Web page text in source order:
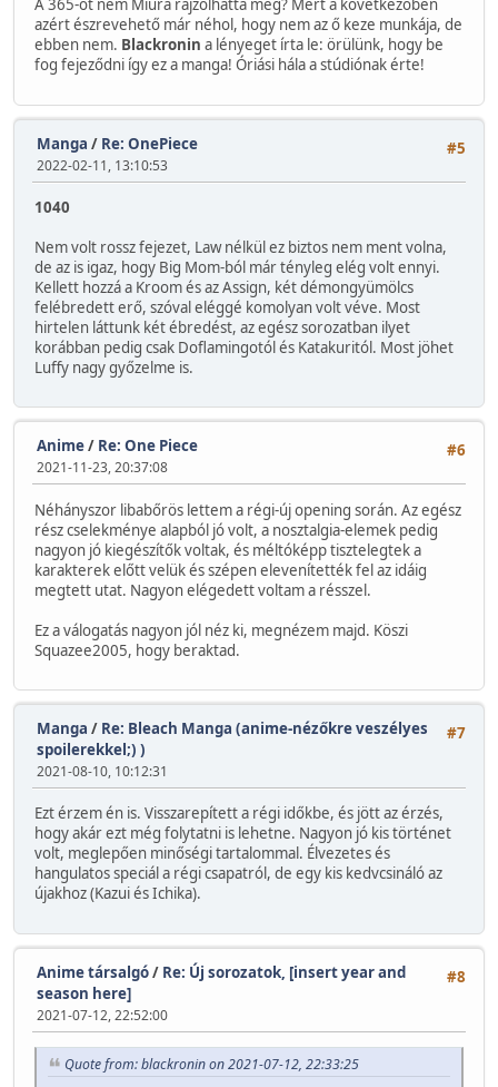
A 365-öt nem Miura rajzolhatta még? Mert a következőben
azért észrevehető már néhol, hogy nem az ő keze munkája, de
ebben nem. Blackronin a lényeget írta le: örülünk, hogy be
fog fejeződni így ez a manga! Óriási hála a stúdiónak érte!
#5
Manga / Re: OnePiece
2022-02-11, 13:10:53
1040
Nem volt rossz fejezet, Law nélkül ez biztos nem ment volna,
de az is igaz, hogy Big Mom-ból már tényleg elég volt ennyi.
Kellett hozzá a Kroom és az Assign, két démongyümölcs
felébredett erő, szóval eléggé komolyan volt véve. Most
hirtelen láttunk két ébredést, az egész sorozatban ilyet
korábban pedig csak Doflamingotól és Katakuritól. Most jöhet
Luffy nagy győzelme is.
#6
Anime/ Re: One Piece
2021-11-23, 20:37:08
Néhányszor libabőrös lettem a régi-új opening során. Az egész
rész cselekménye alapból jó volt, a nosztalgia-elemek pedig
nagyon jó kiegészítők voltak, és méltóképp tisztelegtek a
karakterek előtt velük és szépen elevenítették fel az idáig
megtett utat. Nagyon elégedett voltam a résszel.
Ez a válogatás nagyon jól néz ki, megnézem majd. Köszi
Squazee2005, hogy beraktad.
#7
Manga / Re: Bleach Manga (anime-nézőkre veszélyes
spoilerekkel;) )
2021-08-10, 10:12:31
Ezt érzem én is. Visszarepített a régi időkbe, és jött az érzés,
hogy akár ezt még folytatni is lehetne. Nagyon jó kis történet
volt, meglepően minőségi tartalommal. Élvezetes és
hangulatos speciál a régi csapatról, de egy kis kedvcsináló az
újakhoz (Kazui és Ichika).
#8
Anime társalgó/ Re: Új sorozatok, [insert year and
season here]
2021-07-12, 22:52:00
Quote from: blackronin on 2021-07-12, 22:33:25